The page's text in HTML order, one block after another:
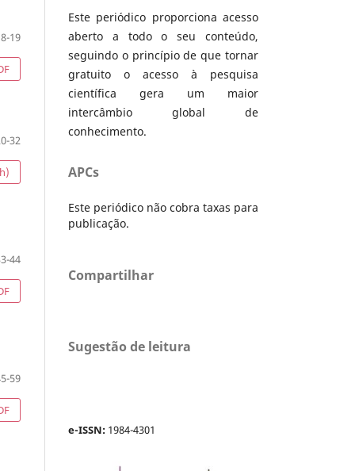
8-19
32
44
59
Este periódico proporciona acesso
aberto a todo o seu conteúdo,
seguindo o princípio de que tornar
gratuito o acesso à pesquisa
científica gera um maior
intercâmbio global de
conhecimento.
APCs
Este periódico não cobra taxas para
publicação.
Compartilhar
Sugestão de leitura
e-ISSN: 1984-4301